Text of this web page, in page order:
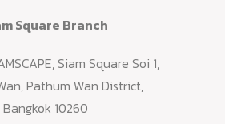
Square Branch
Siam Square Soi 1,
Pathum Wan District,
Bangkok 10260